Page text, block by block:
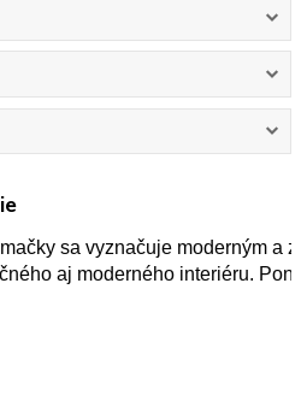
sa vyznačuje moderným a
aj moderného interiéru.